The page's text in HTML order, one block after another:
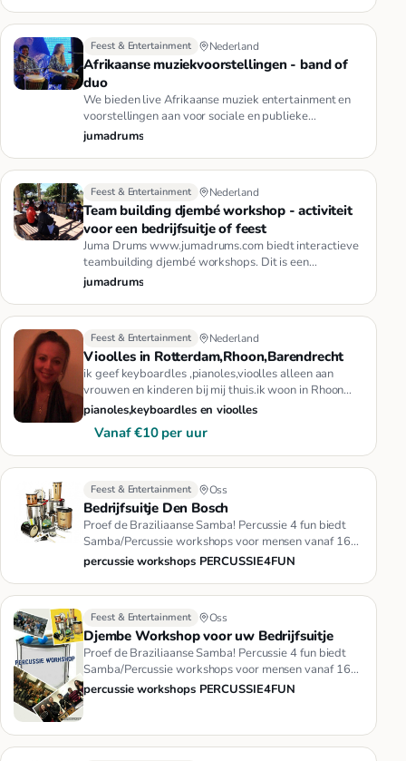
Feest & Entertainment Nederland
Afrikaanse muziekvoorstellingen - band of
duo
We bieden live Afrikaanse muziek entertainment en
voorstellingen aan voor sociale en publieke
evenementen, festivals, be…
jumadrums
Feest & Entertainment Nederland
Team building djembé workshop - activiteit
voor een bedrijfsuitje of feest
Juma Drums www.jumadrums.com biedt interactieve
teambuilding djembé workshops. Dit is een
fantastische activiteit voor w…
jumadrums
Feest & Entertainment Nederland
Vioolles in Rotterdam,Rhoon,Barendrecht
ik geef keyboardles ,pianoles,vioolles alleen aan
vrouwen en kinderen bij mij thuis.ik woon in Rhoon
(Portland).het kost…
pianoles,keyboardles en vioolles
Vanaf €10 per uur
Feest & Entertainment Oss
Bedrijfsuitje Den Bosch
Proef de Braziliaanse Samba! Percussie 4 fun biedt
Samba/Percussie workshops voor mensen vanaf 16
jaar en in groepsgroot…
percussie workshops PERCUSSIE4FUN
Feest & Entertainment Oss
Djembe Workshop voor uw Bedrijfsuitje
Proef de Braziliaanse Samba! Percussie 4 fun biedt
Samba/Percussie workshops voor mensen vanaf 16
jaar en in groepsgroot…
percussie workshops PERCUSSIE4FUN